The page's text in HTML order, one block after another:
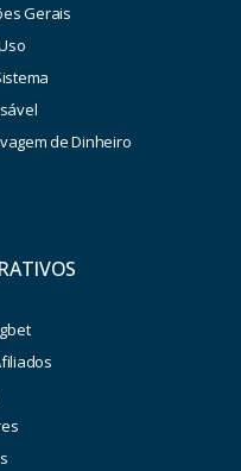
Gerais
de Dinheiro